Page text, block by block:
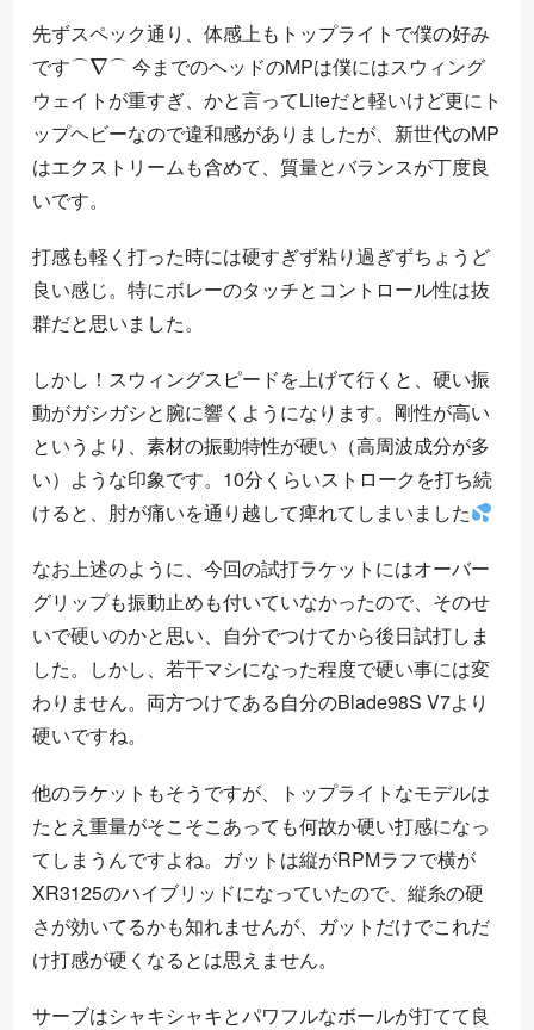
先ずスペック通り、体感上もトップライトで僕の好み
です
⌒ ∇⌒
今までのヘッドのMPは僕にはスウィング
ウェイトが重すぎ、かと言ってLiteだと軽いけど更にト
ップヘビーなので違和感がありましたが、新世代のMP
はエクストリームも含めて、質量とバランスが丁度良
いです。
打感も軽く打った時には硬すぎず粘り過ぎずちょうど
良い感じ。特にボレーのタッチとコントロール性は抜
群だと思いました。
しかし！スウィングスピードを上げて行くと、硬い振
動がガシガシと腕に響くようになります。剛性が高い
というより、素材の振動特性が硬い（高周波成分が多
い）ような印象です。10分くらいストロークを打ち続
けると、肘が痛いを通り越して痺れてしまいました
なお上述のように、今回の試打ラケットにはオーバー
グリップも振動止めも付いていなかったので、そのせ
いで硬いのかと思い、自分でつけてから後日試打しま
した。しかし、若干マシになった程度で硬い事には変
わりません。両方つけてある自分のBlade98S V7より
硬いですね。
他のラケットもそうですが、トップライトなモデルは
たとえ重量がそこそこあっても何故か硬い打感になっ
てしまうんですよね。ガットは縦がRPMラフで横が
XR3125のハイブリッドになっていたので、縦糸の硬
さが効いてるかも知れませんが、ガットだけでこれだ
け打感が硬くなるとは思えません。
サーブはシャキシャキとパワフルなボールが打てて良